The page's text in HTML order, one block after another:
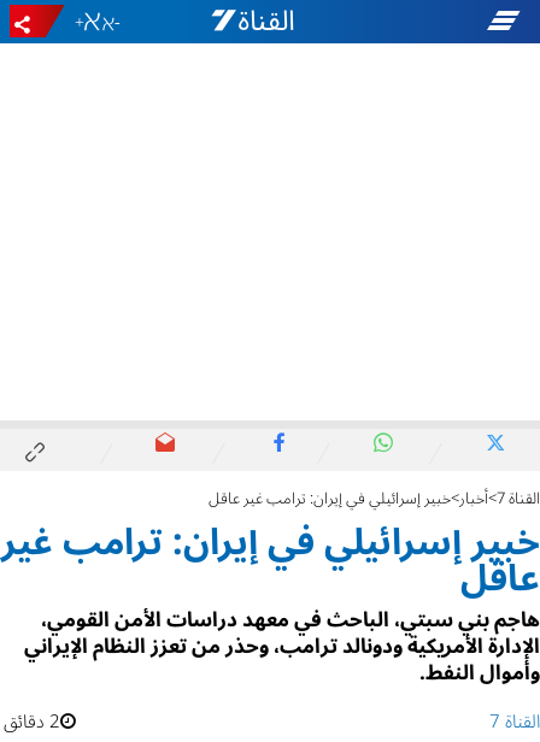
-
+
القناة 7 أخبار خبير إسرائيلي في إيران: ترامب غير عاقل
خبير إسرائيلي في إيران: ترامب غير
عاقل
هاجم بني سبتي، الباحث في معهد دراسات الأمن القومي،
الإدارة الأمريكية ودونالد ترامب، وحذر من تعزز النظام الإيراني
وأموال النفط.
القناة 7
2 دقائق